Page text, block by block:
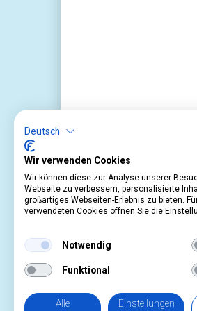
Kontakt
Konto
Deutsch
Wir verwenden Cookies
Wir können diese zur Analyse unserer
Webseite zu verbessern, personalisierte
großartiges Webseiten-Erlebnis zu bieten.
verwendeten Cookies öffnen Sie die
Notwendig
Funktional
Alle Einstellungen